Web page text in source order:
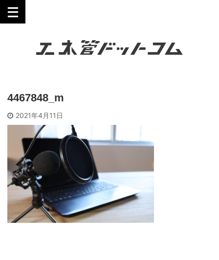
4467848_m
2021年4月11日